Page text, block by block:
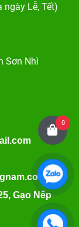
ngày Lễ, Tết)
Sơn Nhì
, Gạo Nếp
0